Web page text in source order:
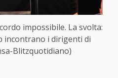
impossibile. La svolta:
incontrano i dirigenti di
Blitzquotidiano)